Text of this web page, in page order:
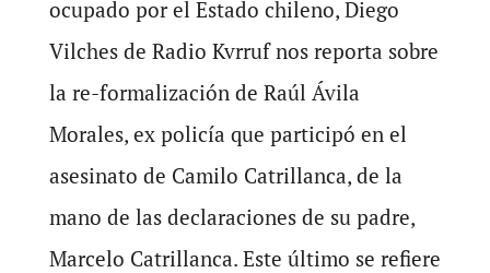
ocupado por el Estado chileno, Diego
Vilches de Radio Kvrruf nos reporta sobre
la re-formalización de Raúl Ávila
Morales, ex policía que participó en el
asesinato de Camilo Catrillanca, de la
mano de las declaraciones de su padre,
Marcelo Catrillanca. Este último se refiere